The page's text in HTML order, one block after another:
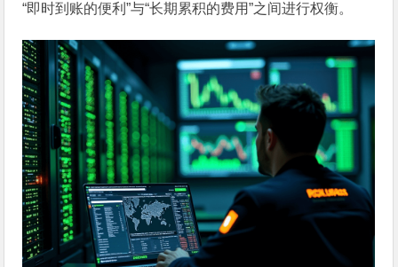
“即时到账的便利”与“长期累积的费用”之间进行权衡。